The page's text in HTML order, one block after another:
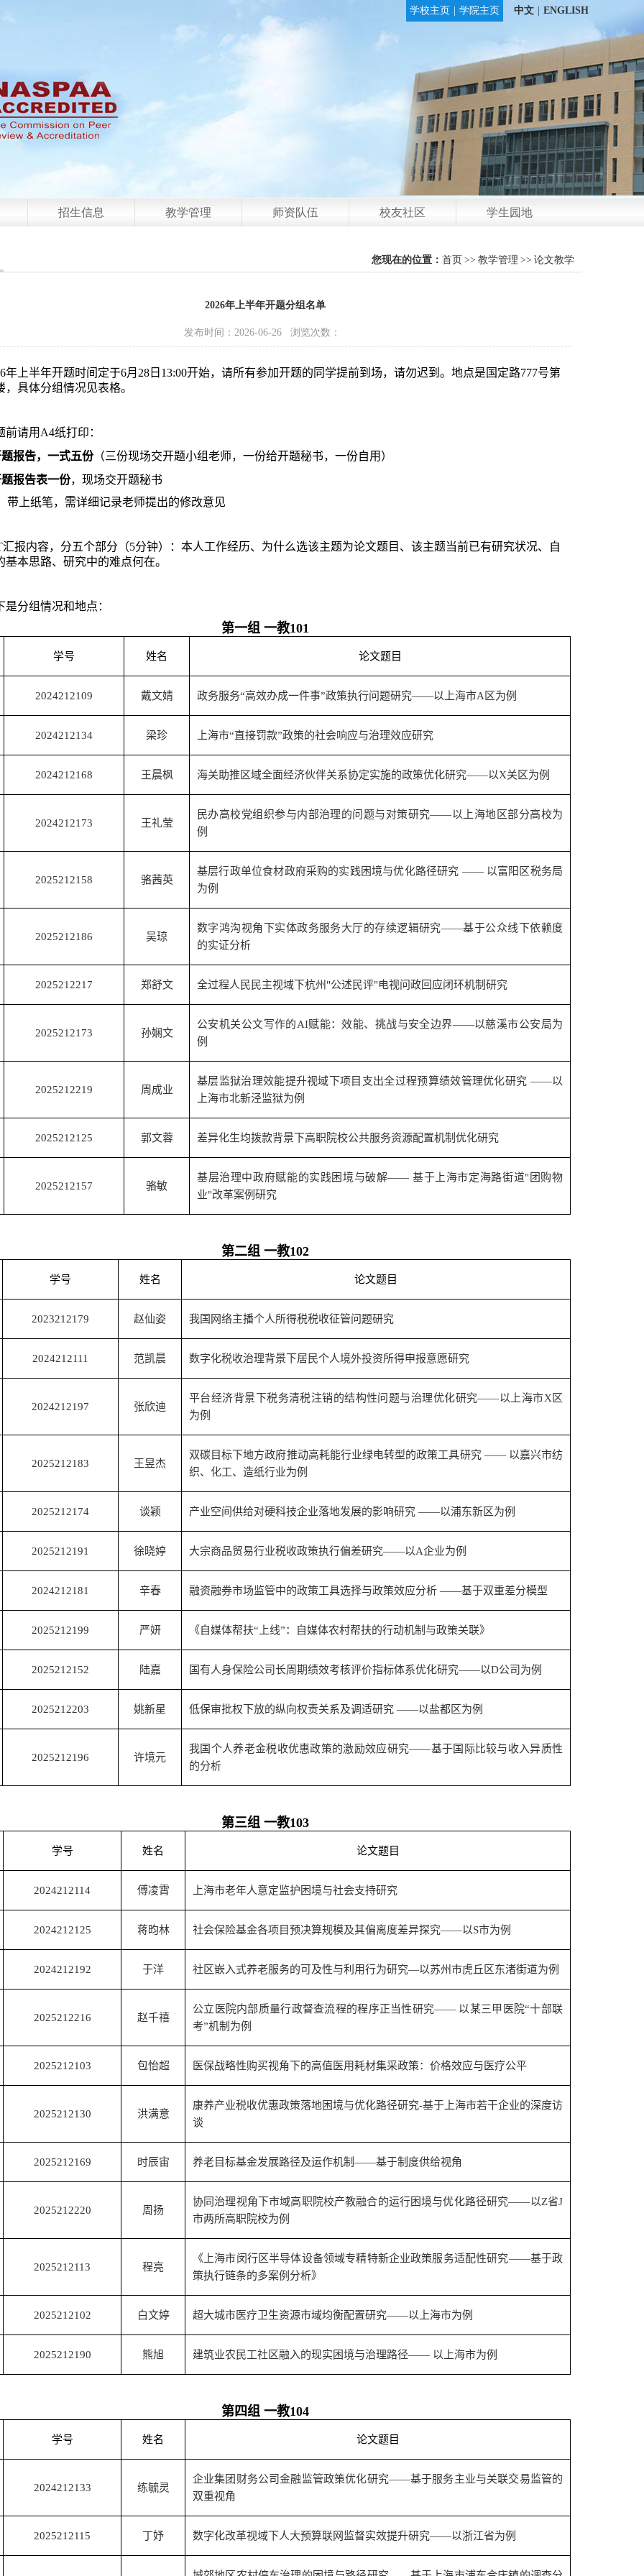
中文 ENGLISH
学校主页 学院主页
招生信息 教学管理 师资队伍 校友社区 学生园地
您现在的位置： 首页 >> 教学管理 >> 论文教学
2026年上半年开题分组名单
发布时间：2026-06-26 浏览次数：
6年上半年开题时间定于6月 28日 13:00开始，请所有参加开题的同学提前到场，请勿迟到。地点是国定路777号第
，具体分组情况见表格。
前请用 A4纸打印：
报告，一式五份（三份现场交开题小组老师，一份给开题秘书，一份自用）
报告表一份，现场交开题秘书
带上纸笔，需详细记录老师提出的修改意见
汇报内容，分五个部分（5分钟）：本人工作经历、为什么选该主题为论文题目、该主题当前已有研究状况、自
基本思路、研究中的难点何在。
是分组情况和地点：
第一组 一教101
学号 姓名 论文题目
2024212109 戴文婧 政务服务“高效办成一件事”政策执行问题研究——以上海市A 区为例
2024212134 梁珍 上海市“直接罚款”政策的社会响应与治理效应研究
2024212168 王晨枫 海关助推区域全面经济伙伴关系协定实施的政策优化研究——以X关区为例
2024212173 王礼莹
民办高校党组织参与内部治理的问题与对策研究——以上海地区部分高校为
例
2025212158 骆茜英
基层行政单位食材政府采购的实践困境与优化路径研究 —— 以富阳区税务局
为例
2025212186 吴琼
数字鸿沟视角下实体政务服务大厅的存续逻辑研究——基于公众线下依赖度
的实证分析
2025212217 郑舒文 全过程人民民主视域下杭州 "公述民评"电视问政回应闭环机制研究
2025212173 孙娴文
公安机关公文写作的AI赋能：效能、挑战与安全边界——以慈溪市公安局为
例
2025212219 周成业
基层监狱治理效能提升视域下项目支出全过程预算绩效管理优化研究 ——以
上海市北新泾监狱为例
2025212125 郭文蓉 差异化生均拨款背景下高职院校公共服务资源配置机制优化研究
2025212157 骆敏
基层治理中政府赋能的实践困境与破解—— 基于上海市定海路街道" 团购物
业"改革案例研究
第二组 一教102
学号 姓名 论文题目
2023212179 赵仙姿 我国网络主播个人所得税税收征管问题研究
2024212111 范凯晨 数字化税收治理背景下居民个人境外投资所得申报意愿研究
2024212197 张欣迪
平台经济背景下税务清税注销的结构性问题与治理优化研究——以上海市X 区
为例
2025212183 王昱杰
双碳目标下地方政府推动高耗能行业绿电转型的政策工具研究 —— 以嘉兴市纺
织、化工、造纸行业为例
2025212174 谈颖 产业空间供给对硬科技企业落地发展的影响研究 ——以浦东新区为例
2025212191 徐晓婷 大宗商品贸易行业税收政策执行偏差研究——以A企业为例
2024212181 辛春 融资融券市场监管中的政策工具选择与政策效应分析 ——基于双重差分模型
2025212199 严妍 《自媒体帮扶“上线”：自媒体农村帮扶的行动机制与政策关联》
2025212152 陆嘉 国有人身保险公司长周期绩效考核评价指标体系优化研究——以D公司为例
2025212203 姚新星 低保审批权下放的纵向权责关系及调适研究 ——以盐都区为例
2025212196 许境元
我国个人养老金税收优惠政策的激励效应研究——基于国际比较与收入异质性
的分析
第三组 一教103
学号 姓名 论文题目
2024212114 傅凌霄 上海市老年人意定监护困境与社会支持研究
2024212125 蒋昀林 社会保险基金各项目预决算规模及其偏离度差异探究——以S市为例
2024212192 于洋 社区嵌入式养老服务的可及性与利用行为研究—以苏州市虎丘区东渚街道为例
2025212216 赵千禧
公立医院内部质量行政督查流程的程序正当性研究—— 以某三甲医院“十部联
考”机制为例
2025212103 包怡超 医保战略性购买视角下的高值医用耗材集采政策：价格效应与医疗公平
2025212130 洪满意
康养产业税收优惠政策落地困境与优化路径研究-基于上海市若干企业的深度访
谈
2025212169 时辰宙 养老目标基金发展路径及运作机制——基于制度供给视角
2025212220 周扬
协同治理视角下市域高职院校产教融合的运行困境与优化路径研究——以Z省J
市两所高职院校为例
2025212113 程亮
《上海市闵行区半导体设备领域专精特新企业政策服务适配性研究——基于政
策执行链条的多案例分析》
2025212102 白文婷 超大城市医疗卫生资源市域均衡配置研究——以上海市为例
2025212190 熊旭 建筑业农民工社区融入的现实困境与治理路径—— 以上海市为例
第四组 一教104
学号 姓名 论文题目
2024212133 练毓灵
企业集团财务公司金融监管政策优化研究——基于服务主业与关联交易监管的
双重视角
2025212115 丁妤 数字化改革视域下人大预算联网监督实效提升研究——以浙江省为例